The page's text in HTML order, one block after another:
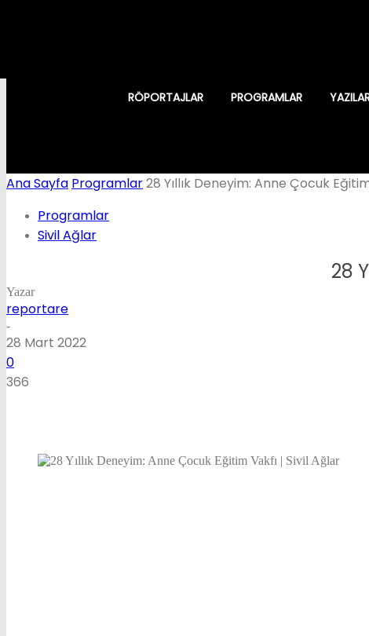
RÖPORTAJLAR PROGRAMLAR
Ana Sayfa Programlar28 Yıllık Deneyim: Anne Çocuk
Programlar
Sivil Ağlar
28
Yazar
reportare
-
28 Mart 2022
0
366